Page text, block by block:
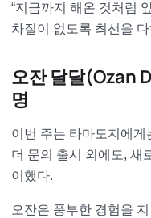
“지금까지 해온 것처럼
차질이 없도록 최선을
오잔 달달(Ozan
명
이번 주는 타마도지에게
더 문의 출시 외에도, 새
이했다.
오잔은 풍부한 경험을